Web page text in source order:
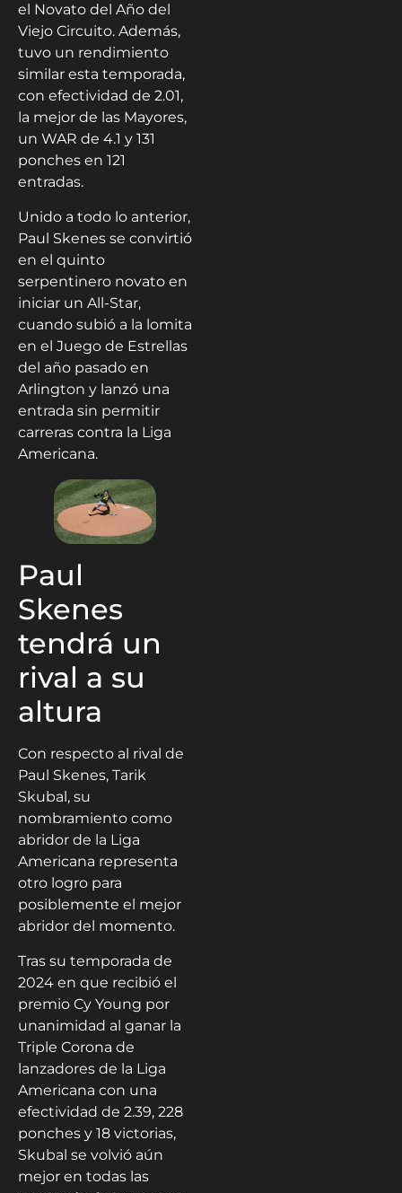
el Novato del Año del
Viejo Circuito. Además,
tuvo un rendimiento
similar esta temporada,
con efectividad de 2.01,
la mejor de las Mayores,
un WAR de 4.1 y 131
ponches en 121
entradas.
Unido a todo lo anterior,
Paul Skenes se convirtió
en el quinto
serpentinero novato en
iniciar un All-Star,
cuando subió a la lomita
en el Juego de Estrellas
del año pasado en
Arlington y lanzó una
entrada sin permitir
carreras contra la Liga
Americana.
Paul
Skenes
tendrá un
rival a su
altura
Con respecto al rival de
Paul Skenes, Tarik
Skubal, su
nombramiento como
abridor de la Liga
Americana representa
otro logro para
posiblemente el mejor
abridor del momento.
Tras su temporada de
2024 en que recibió el
premio Cy Young por
unanimidad al ganar la
Triple Corona de
lanzadores de la Liga
Americana con una
efectividad de 2.39, 228
ponches y 18 victorias,
Skubal se volvió aún
mejor en todas las